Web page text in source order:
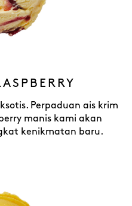
Perpaduan ais krim
manis kami akan
kenikmatan baru.